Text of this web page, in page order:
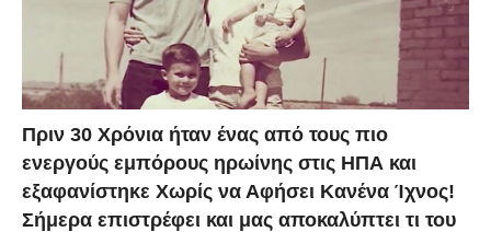
Πριν 30 Χρόνια ήταν ένας από τους πιο
ενεργούς εμπόρους ηρωίνης στις ΗΠΑ και
εξαφανίστηκε Χωρίς να Αφήσει Κανένα Ίχνος!
Σήμερα επιστρέφει και μας αποκαλύπτει τι του